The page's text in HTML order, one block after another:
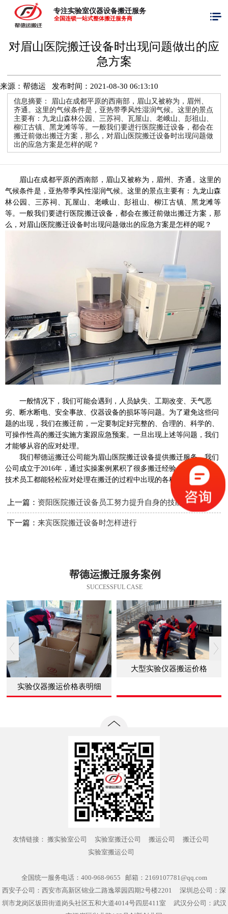
专注实验室仪器设备搬迁服务
全国连锁一站式整体搬迁服务商
对眉山医院搬迁设备时出现问题做出的应
急方案
来源：帮德运 发布时间： 2021-08-30 06:13:10
信息摘要：
眉山在成都平原的西南部，眉山又被称为，眉州、
齐通。这里的气候条件是，亚热带季风性湿润气候。这里的景点
主要有：九龙山森林公园、三苏祠、瓦屋山、老峨山、彭祖山、
柳江古镇、黑龙滩等等。一般我们要进行医院搬迁设备，都会在
搬迁前做出搬迁方案，那么，对眉山医院搬迁设备时出现问题做
出的应急方案是怎样的呢？
眉山在成都平原的西南部，眉山又被称为，眉州、齐通。这里的
气候条件是，亚热带季风性湿润气候。这里的景点主要有：九龙山森
林公园、三苏祠、瓦屋山、老峨山、彭祖山、柳江古镇、黑龙滩等
等。一般我们要进行医院搬迁设备，都会在搬迁前做出搬迁方案，那
么，对眉山医院搬迁设备时出现问题做出的应急方案是怎样的呢？
一般情况下，我们可能会遇到，人员缺失、工期改变、天气恶
劣、断水断电、安全事故、仪器设备的损坏等问题。为了避免这些问
题的出现，我们在搬迁前，一定要制定好完整的、合理的、科学的、
可操作性高的搬迁实施方案跟应急预案。一旦出现上述等问题，我们
才能够从容的应对处理。
我们帮德运搬迁公司能为眉山医院搬迁设备提供搬迁服务。我们
公司成立于2016年，通过实操案例累积了很多搬迁经验，我们公司的
技术员工都能轻松应对处理在搬迁的过程中出现的各种问题。
上一篇： 资阳医院搬迁设备员工努力提升自身的技能
下一篇： 来宾医院搬迁设备时怎样进行
帮德运搬迁服务案例
SUCCESSFUL CASE
实验仪器搬运价格表明细
大型实验仪器搬运价格
友情链接： 搬实验室公司 实验室搬迁公司 搬运公司
搬迁公司
实验室搬运公司
全国统一服务电话：400-968-9655 邮箱：2169107781@qq.com
西安子公司：西安市高新区锦业二路逸翠园四期2号楼2201 深圳总公司：深
圳市龙岗区坂田街道岗头社区五和大道4014号四层411室 武汉分公司：武汉